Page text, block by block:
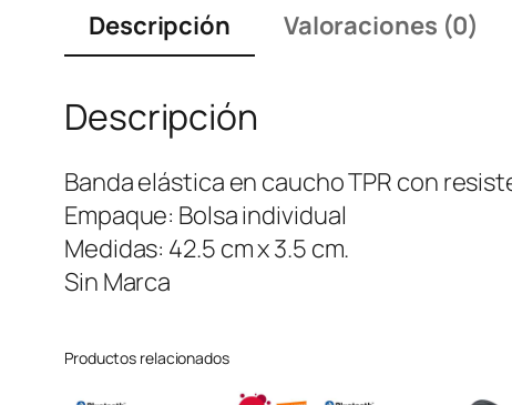
Descripción Valoraciones (0)
Descripción
Banda elástica en caucho TPR con
Empaque: Bolsa individual
Medidas: 42.5 cm x 3.5 cm.
Sin Marca
Productos relacionados